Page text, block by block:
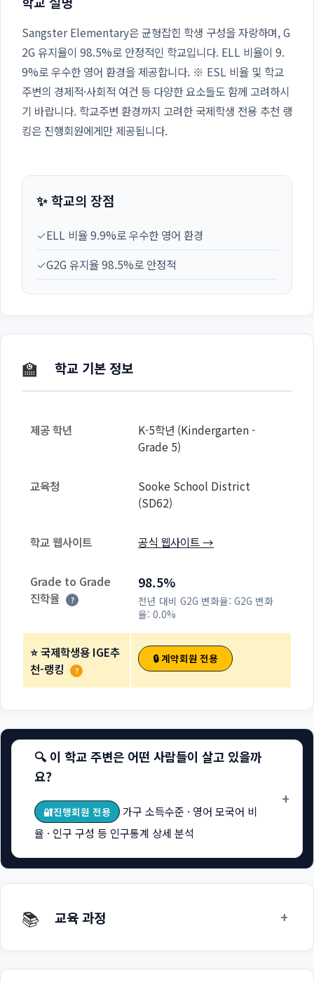
Sangster Elementary은 균형잡힌 학생 구성을 자랑하며, G
2G 유지율이 98.5%로 안정적인 학교입니다. ELL 비율이 9.
9%로 우수한 영어 환경을 제공합니다. ※ ESL 비율 및 학교
주변의 경제적·사회적 여건 등 다양한 요소들도 함께 고려하시
기 바랍니다. 학교주변 환경까지 고려한 국제학생 전용 추천 랭
킹은 진행회원에게만 제공됩니다.
✨ 학교의 장점
✓ELL 비율 9.9%로 우수한 영어 환경
✓G2G 유지율 98.5%로 안정적
🏫 학교 기본 정보
제공 학년
K-5학년 (Kindergarten -
Grade 5)
교육청
Sooke School District
(SD62)
학교 웹사이트 공식 웹사이트 →
Grade to Grade
진학율
?
98.5%
전년 대비 G2G 변화율: G2G 변화
율: 0.0%
⭐ 국제학생용 IGE추
천-랭킹
?
🔒 계약회원 전용
🔍 이 학교 주변은 어떤 사람들이 살고 있을까
요?
🔐진행회원 전용
가구 소득수준 · 영어 모국어 비
율 · 인구 구성 등 인구통계 상세 분석
+
📚 교육 과정 +